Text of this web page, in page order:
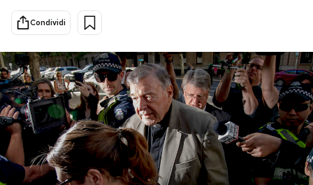
Cultura
Economia
Sport
Mondiali calcio 2026
PODCAST
NEWSLETTER
Condividi